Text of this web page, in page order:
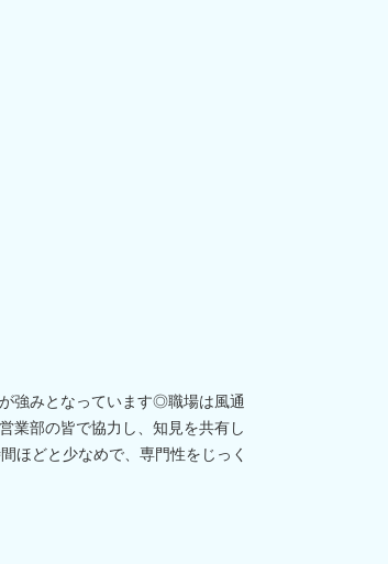
強みとなっています◎職場は風通
業部の皆で協力し、知見を共有し
ほどと少なめで、専門性をじっく